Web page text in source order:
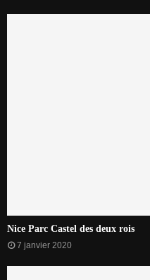
Nice Parc Castel des deux rois
7 janvier 2020